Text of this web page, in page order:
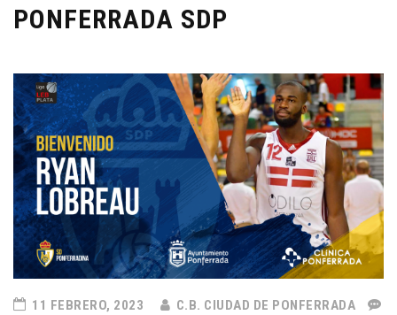
PONFERRADA SDP
11 FEBRERO, 2023 C.B. CIUDAD DE PONFERRADA